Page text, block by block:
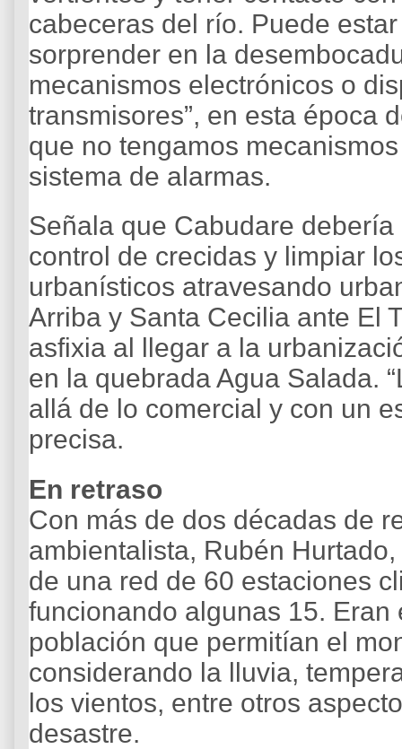
cabeceras del río. Puede
sorprender en la
mecanismos electrónicos o
transmisores”, en esta época
que no tengamos
sistema de alarmas.
Señala que Cabudare
control de crecidas y limpiar
urbanísticos atravesando
Arriba y Santa Cecilia ante El
asfixia al llegar a la
en la quebrada Agua Salada.
allá de lo comercial y con un
precisa.
En retraso
Con más de dos décadas de
ambientalista, Rubén
de una red de 60 estaciones
funcionando algunas 15.
población que permitían el
considerando la lluvia,
los vientos, entre otros
desastre.